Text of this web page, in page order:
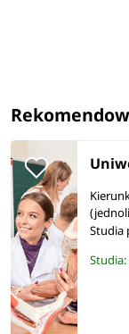
Studia